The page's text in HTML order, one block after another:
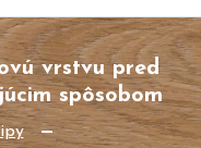
vrstvu pred
spôsobom